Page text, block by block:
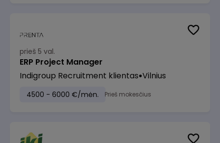
prieš 5 val.
ERP Project Manager
Indigroup Recruitment klientas Vilnius
4500 - 6000 €/mėn. Prieš mokesčius